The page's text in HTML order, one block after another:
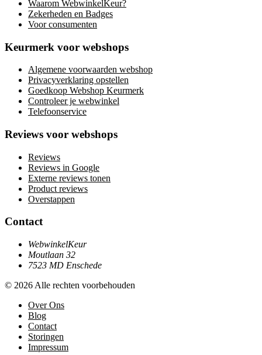
Waarom WebwinkelKeur?
Zekerheden en Badges
Voor consumenten
Keurmerk voor webshops
Algemene voorwaarden webshop
Privacyverklaring opstellen
Goedkoop Webshop Keurmerk
Controleer je webwinkel
Telefoonservice
Reviews voor webshops
Reviews
Reviews in Google
Externe reviews tonen
Product reviews
Overstappen
Contact
WebwinkelKeur
Moutlaan 32
7523 MD Enschede
© 2026 Alle rechten voorbehouden
Over Ons
Blog
Contact
Storingen
Impressum